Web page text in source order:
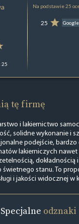
25
Na podstawie 25
25
tę firmę
i lakiernictwo
solidne wykonanie i
podejście,
lakierniczych nawet
dokładnością
stanu. To
i jakości widocznej w
Specjalne odznaki